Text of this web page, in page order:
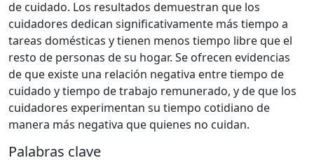
de cuidado. Los resultados demuestran que los
cuidadores dedican significativamente más tiempo a
tareas domésticas y tienen menos tiempo libre que el
resto de personas de su hogar. Se ofrecen evidencias
de que existe una relación negativa entre tiempo de
cuidado y tiempo de trabajo remunerado, y de que los
cuidadores experimentan su tiempo cotidiano de
manera más negativa que quienes no cuidan.
Palabras clave